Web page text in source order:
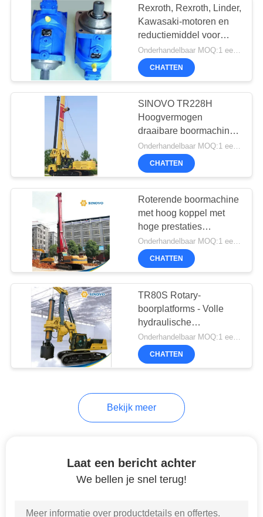
Diepwand
Apparatuur
26
Horizontal
Directional Drilling
Rig
15
Geologische
boorplatform
Hydraulische
Rexroth, Rexroth, Linder,
Kawasaki-motoren en
reductiemiddel voor
roterende
boringsinstallatie
Onderhandelbaar MOQ:1 eenheid
CHATTEN
SINOVO TR228H
Hoogvermogen
draaibare boormachine
voor waterputten -
Efficiënt en betrouwbaar
CHATTEN
Roterende boormachine
met hoog koppel met
hoge prestaties
TR210D: Top-of-the-line
boormachine voor
toepassingen met hoog
Onderhandelbaar MOQ:1 eenheid
CHATTEN
TR80S Rotary-
boorplatforms - Volle
hydraulische
technologie met een
lage hoofdruimte
Onderhandelbaar MOQ:1 eenheid
CHATTEN
Bekijk meer
Laat een bericht achter
We bellen je snel terug!